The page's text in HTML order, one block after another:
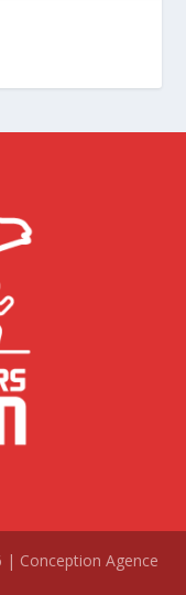
| Conception Agence